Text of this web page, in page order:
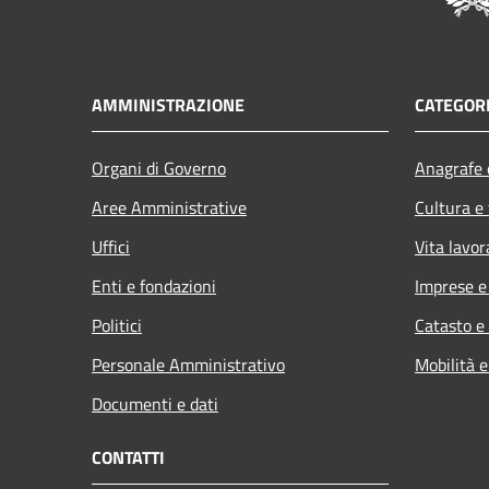
AMMINISTRAZIONE
Organi di Governo
Aree Amministrative
Uffici
Enti e fondazioni
Politici
Personale Amministrativo
Documenti e dati
Cultura
Vita
Imprese
Catasto
Mobilità
CONTATTI